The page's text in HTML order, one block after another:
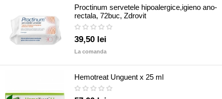
Proctinum servetele hipoalergice,igieno ano-
rectala, 72buc, Zdrovit
39,50 lei
La comanda
Hemotreat Unguent x 25 ml